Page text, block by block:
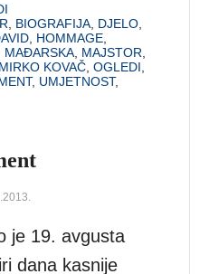
BIOGRAFIJA DJELO
HOMMAGE
MAĐARSKA MAJSTOR
MIRKO KOVAČ ,OGLEDI
, UMJETNOST,
je 19. avgusta
dana kasnije